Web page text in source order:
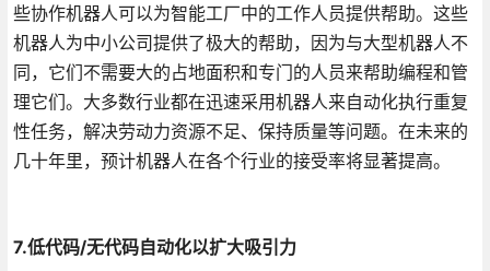
些协作机器人可以为智能工厂中的工作人员提供帮助。这些
机器人为中小公司提供了极大的帮助，因为与大型机器人不
同，它们不需要大的占地面积和专门的人员来帮助编程和管
理它们。大多数行业都在迅速采用机器人来自动化执行重复
性任务，解决劳动力资源不足、保持质量等问题。在未来的
几十年里，预计机器人在各个行业的接受率将显著提高。
7.低代码/无代码自动化以扩大吸引力